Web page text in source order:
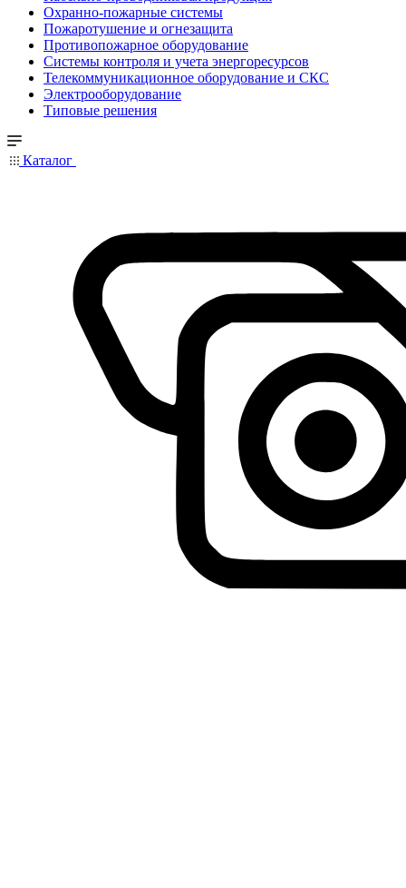
Охранно-пожарные системы
Пожаротушение и огнезащита
Противопожарное оборудование
Системы контроля и учета энергоресурсов
Телекоммуникационное оборудование и СКС
Электрооборудование
Типовые решения
Каталог